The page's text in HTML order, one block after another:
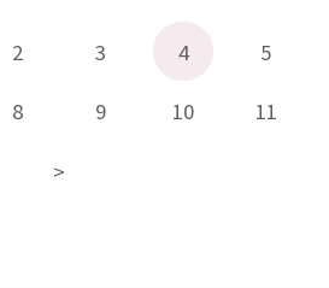
2 3 4 5
8 9 10 11